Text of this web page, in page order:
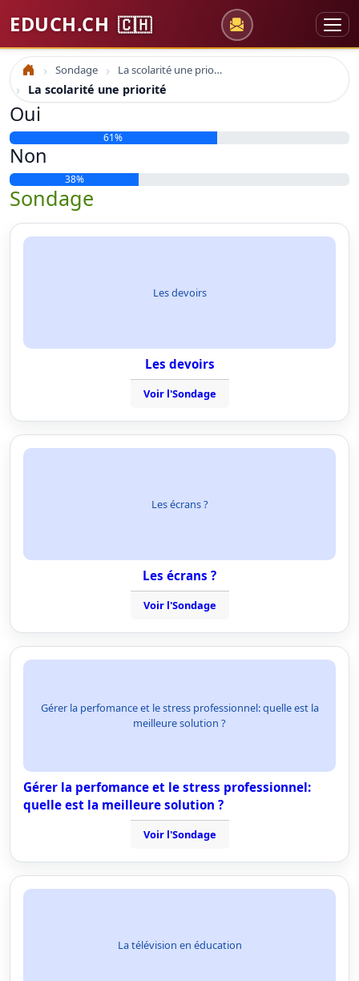
EDUCH.CH 🇨🇭
Accueil Sondage La scolarité une priorité
La scolarité une priorité
Oui
61%
Non
38%
Sondage
Les devoirs
Les devoirs
Voir l'Sondage
Les écrans ?
Les écrans ?
Voir l'Sondage
Gérer la perfomance et le stress professionnel: quelle est la
meilleure solution ?
Gérer la perfomance et le stress professionnel:
quelle est la meilleure solution ?
Voir l'Sondage
La télévision en éducation